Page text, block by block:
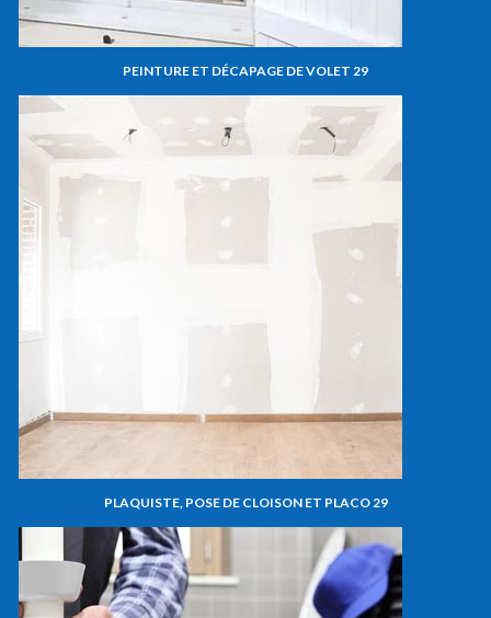
PEINTURE ET DÉCAPAGE DE VOLET 29
PLAQUISTE, POSE DE CLOISON ET PLACO 29